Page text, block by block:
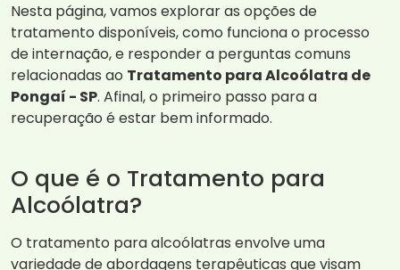
Nesta página, vamos explorar as opções de
tratamento disponíveis, como funciona o processo
de internação, e responder a perguntas comuns
relacionadas ao Tratamento para Alcoólatra de
Pongaí - SP. Afinal, o primeiro passo para a
recuperação é estar bem informado.
O que é o Tratamento para
Alcoólatra?
O tratamento para alcoólatras envolve uma
variedade de abordagens terapêuticas que visam